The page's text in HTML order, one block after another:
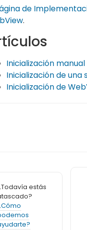
de
.
Inicialización manual
Inicialización de una
Inicialización de
estás